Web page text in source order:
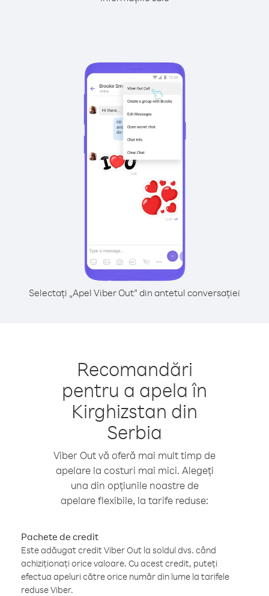
Selectați „Apel Viber Out” din antetul conversației
Recomandări
pentru a apela în
Kirghizstan din
Serbia
Viber Out vă oferă mai mult timp de
apelare la costuri mai mici. Alegeți
una din opțiunile noastre de
apelare flexibile, la tarife reduse:
Pachete de credit
Este adăugat credit Viber Out la soldul dvs. când
achiziționați orice valoare. Cu acest credit, puteți
efectua apeluri către orice număr din lume la tarifele
reduse Viber.